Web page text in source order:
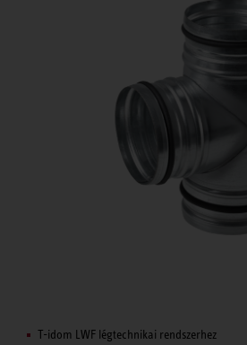
T-idom LWF légtechnikai rendszerhez